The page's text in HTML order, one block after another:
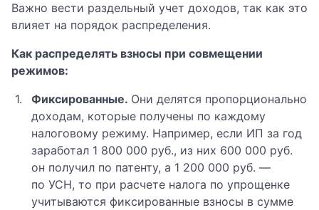
Важно вести раздельный учет доходов, так как это
влияет на порядок распределения.
Как распределять взносы при совмещении
режимов:
Фиксированные. Они делятся пропорционально
доходам, которые получены по каждому
налоговому режиму. Например, если ИП за год
заработал 1 800 000 руб., из них 600 000 руб.
он получил по патенту, а 1 200 000 руб. —
по УСН, то при расчете налога по упрощенке
учитываются фиксированные взносы в сумме